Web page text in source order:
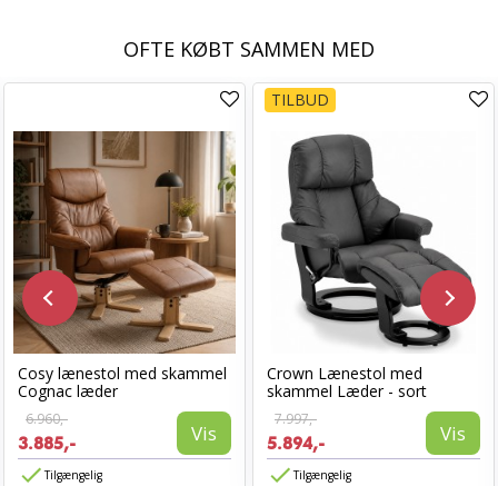
OFTE KØBT SAMMEN MED
Cosy lænestol med skammel
Cognac læder
6.960,-
3.885,- Vis
Tilgængelig
TILBUD
Crown Lænestol med
skammel Læder - sort
7.997,-
5.894,- Vis
Tilgængelig